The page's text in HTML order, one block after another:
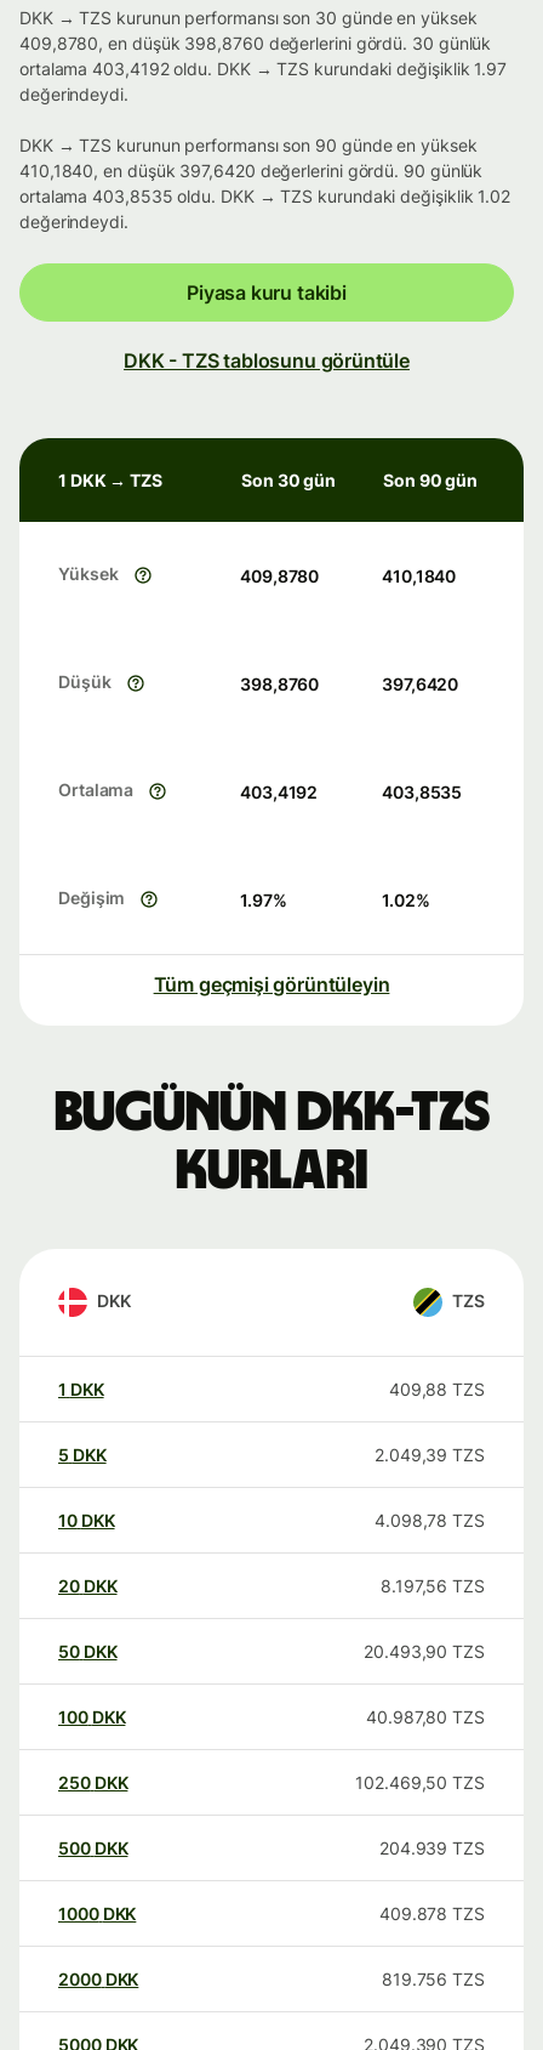
DKK → TZS kurunun performansı son 30 günde en yüksek
409,8780, en düşük 398,8760 değerlerini gördü. 30 günlük
ortalama 403,4192 oldu. DKK → TZS kurundaki değişiklik 1.97
değerindeydi.
DKK → TZS kurunun performansı son 90 günde en yüksek
410,1840, en düşük 397,6420 değerlerini gördü. 90 günlük
ortalama 403,8535 oldu. DKK → TZS kurundaki değişiklik 1.02
değerindeydi.
Piyasa kuru takibi
DKK - TZS tablosunu görüntüle
1 DKK → TZS Son 30 gün Son 90 gün
Yüksek 409,8780 410,1840
Düşük 398,8760 397,6420
Ortalama 403,4192 403,8535
Değişim 1.97% 1.02%
Tüm geçmişi görüntüleyin
Bugünün DKK-TZS
kurları
DKK TZS
1 DKK 409,88 TZS
5 DKK 2.049,39 TZS
10 DKK 4.098,78 TZS
20 DKK 8.197,56 TZS
50 DKK 20.493,90 TZS
100 DKK 40.987,80 TZS
250 DKK 102.469,50 TZS
500 DKK 204.939 TZS
1000 DKK 409.878 TZS
2000 DKK 819.756 TZS
5000 DKK 2.049.390 TZS